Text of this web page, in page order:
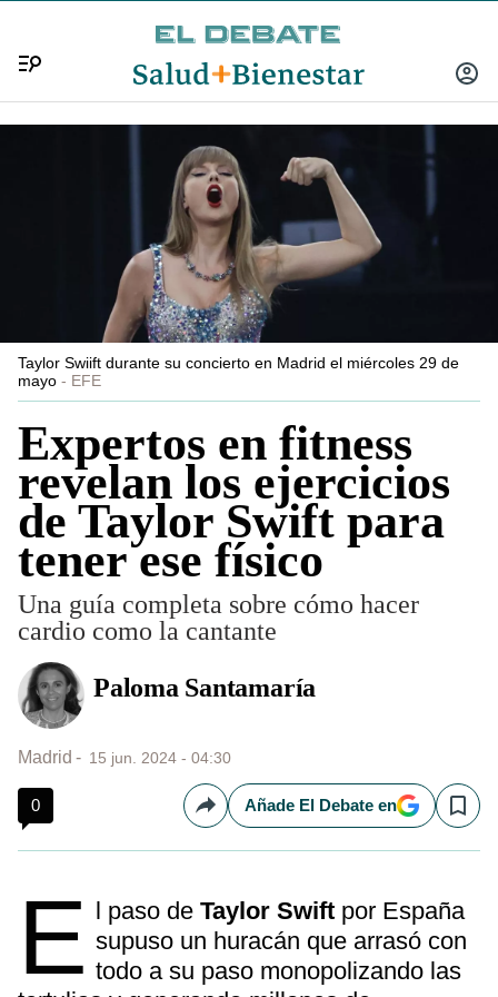
INICIAR
Taylor Swiift durante su concierto en Madrid el miércoles 29 de
mayo
EFE
Expertos en fitness
revelan los ejercicios
de Taylor Swift para
tener ese físico
Una guía completa sobre cómo hacer
cardio como la cantante
Paloma Santamaría
Madrid 15 jun. 2024 - 04:30
0 CompartirAñade El Debate en Save
E l paso de Taylor Swift por España
supuso un huracán que arrasó con
todo a su paso monopolizando las